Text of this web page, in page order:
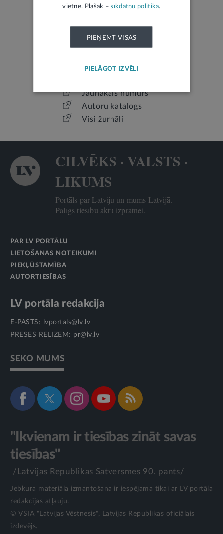
ŽURNĀLS TIESISKAI DOMAI UN PRAKSEI
Jaunākais numurs
Autoru katalogs
Visi žurnāli
CILVĒKS · VALSTS ·
LIKUMS
Portāls par Latviju un mums Latvijā.
Palīgs tiesību aktu izpratnei.
PAR LV PORTĀLU
LIETOŠANAS NOTEIKUMI
PIEKĻŪSTAMĪBA
AUTORTIESĪBAS
LV portāla redakcija
E-PASTS:
lvportals@lv.lv
PRESES RELĪZĒM: pr@lv.lv
SEKO MUMS
"Ikvienam ir tiesības zināt savas
tiesības"
/Latvijas Republikas Satversmes 90. pants/
Jebkura materiāla izmantošana ir iespējama tikai ar LV portāla
redakcijas atļauju.
© VSIA "Latvijas Vēstnesis", Latvijas Republikas oficiālais
izdevējs.
vietnē. Plašāk –sīkdatņu politikā.
PIEŅEMT VISAS
PIELĀGOT IZVĒLI